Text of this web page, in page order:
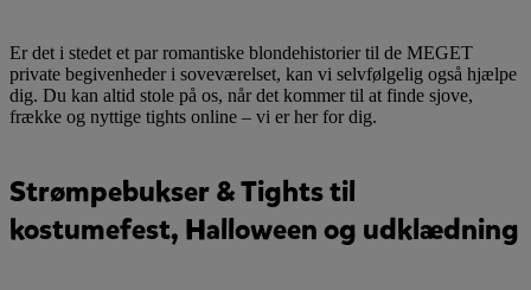
Er det i stedet et par romantiske blondehistorier til de MEGET
private begivenheder i soveværelset, kan vi selvfølgelig også hjælpe
dig. Du kan altid stole på os, når det kommer til at finde sjove,
frække og nyttige tights online – vi er her for dig.
Strømpebukser & Tights til
kostumefest, Halloween og udklædning